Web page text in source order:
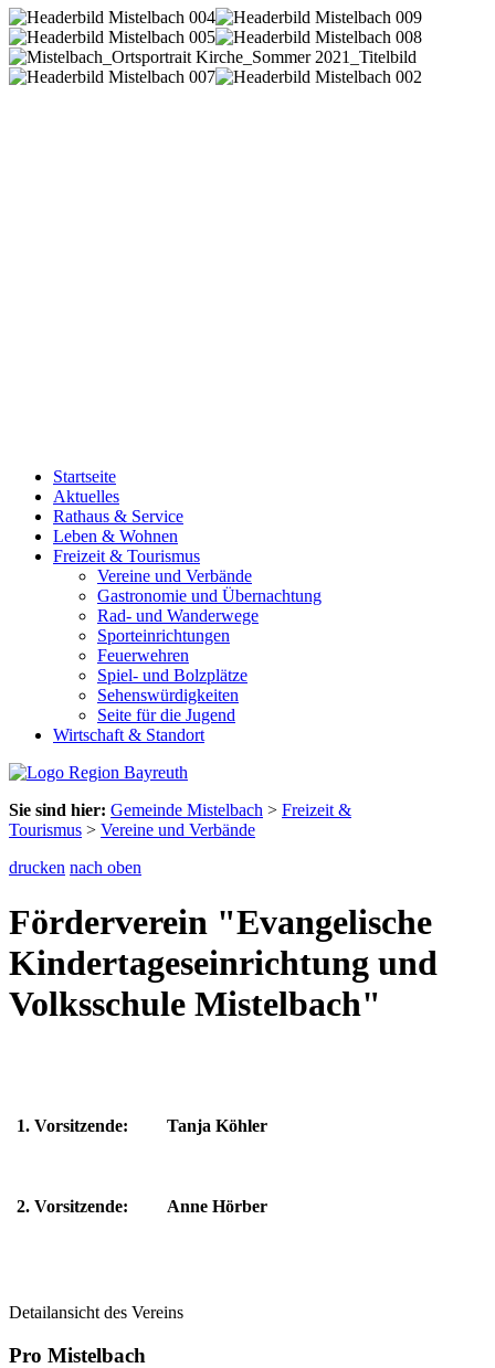
Startseite
Aktuelles
Rathaus & Service
Leben & Wohnen
Freizeit & Tourismus
Vereine und Verbände
Gastronomie und Übernachtung
Rad- und Wanderwege
Sporteinrichtungen
Feuerwehren
Spiel- und Bolzplätze
Sehenswürdigkeiten
Seite für die Jugend
Wirtschaft & Standort
Sie sind hier: Gemeinde Mistelbach > Freizeit &
Tourismus > Vereine und Verbände
drucken nach oben
Förderverein "Evangelische
Kindertageseinrichtung und
Volksschule Mistelbach"
1. Vorsitzende: Tanja Köhler
2. Vorsitzende: Anne Hörber
Detailansicht des Vereins
Pro Mistelbach